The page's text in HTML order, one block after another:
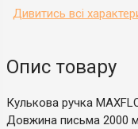
Дивитись всі
Опис товару
Кулькова ручка
Довжина письма 2000